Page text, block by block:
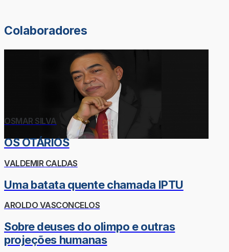
Colaboradores
OSMAR SILVA
OS OTÁRIOS
VALDEMIR CALDAS
Uma batata quente chamada IPTU
AROLDO VASCONCELOS
Sobre deuses do olimpo e outras
projeções humanas